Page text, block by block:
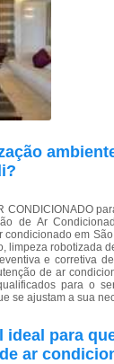
CONDICIONADO
de Ar
em
limpeza robotizada
e corretiva
de ar
para o
se ajustam a sua
ideal para
ar